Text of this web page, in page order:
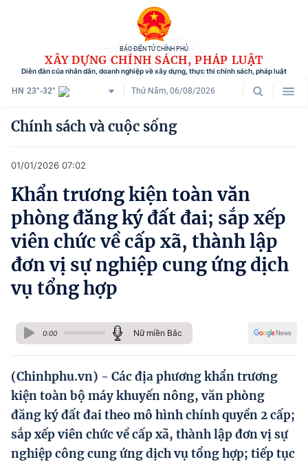
BÁO ĐIỆN TỬ CHÍNH PHỦ
XÂY DỰNG CHÍNH SÁCH, PHÁP LUẬT
Diễn đàn của nhân dân, doanh nghiệp về xây dựng, thực thi chính sách, pháp luật
HN 23°-32° Thứ Năm, 06/08/2026
Danh mục
Tham vấn chính sách
Người dân góp ý
Doanh nghiệp hiến kế
Chính sách và cuộc sống
Phát triển kinh tế tư nhân và doanh nghiệp dân tộc
Ocop và chuỗi giá trị Nông sản
Kinh tế tư nhân
Doanh nghiệp dân tộc
Khác
Chính sách và cuộc sống
01/01/2026 07:02
Khẩn trương kiện toàn văn
phòng đăng ký đất đai; sắp xếp
viên chức về cấp xã, thành lập
đơn vị sự nghiệp cung ứng dịch
vụ tổng hợp
0:00 Nữ miền Bắc
(Chinhphu.vn) - Các địa phương khẩn trương
kiện toàn bộ máy khuyến nông, văn phòng
đăng ký đất đai theo mô hình chính quyền 2 cấp;
sắp xếp viên chức về cấp xã, thành lập đơn vị sự
nghiệp công cung ứng dịch vụ tổng hợp; tiếp tục